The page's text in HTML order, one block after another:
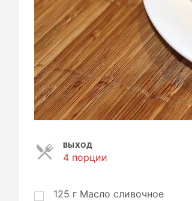
ВЫХОД
4 порции
ц
125 г Масло сливочное